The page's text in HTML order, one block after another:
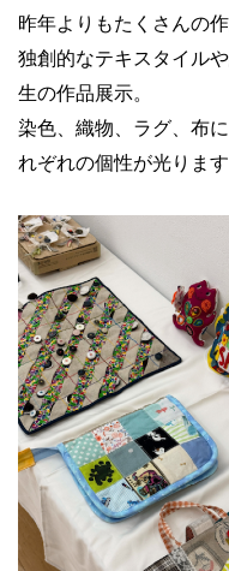
昨年よりもたくさんの
独創的なテキスタイル
生の作品展示。
染色、織物、ラグ、布
れぞれの個性が光ります